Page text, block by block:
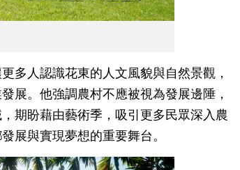
多人認識花東的人文風貌與自然景觀，
展。他強調農村不應被視為發展邊陲，
期盼藉由藝術季，吸引更多民眾深入農
展與實現夢想的重要舞台。